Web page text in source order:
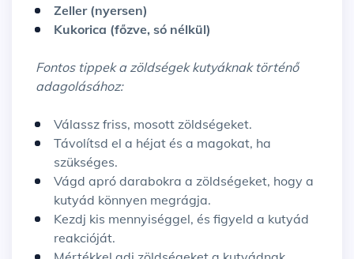
Zeller (nyersen)
Kukorica (főzve, só nélkül)
Fontos tippek a zöldségek kutyáknak történő
adagolásához:
Válassz friss, mosott zöldségeket.
Távolítsd el a héjat és a magokat, ha
szükséges.
Vágd apró darabokra a zöldségeket, hogy a
kutyád könnyen megrágja.
Kezdj kis mennyiséggel, és figyeld a kutyád
reakcióját.